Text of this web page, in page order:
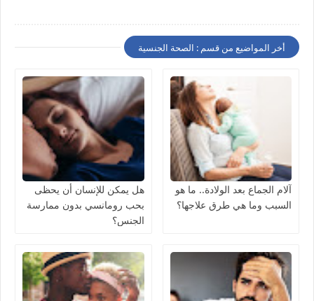
أخر المواضيع من قسم : الصحة الجنسية
آلام الجماع بعد الولادة.. ما هو
السبب وما هي طرق علاجها؟
هل يمكن للإنسان أن يحظى
بحب رومانسي بدون ممارسة
الجنس؟